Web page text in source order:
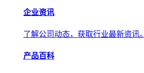
企业资讯
了解公司动态，获取行业最新资讯。
产品百科